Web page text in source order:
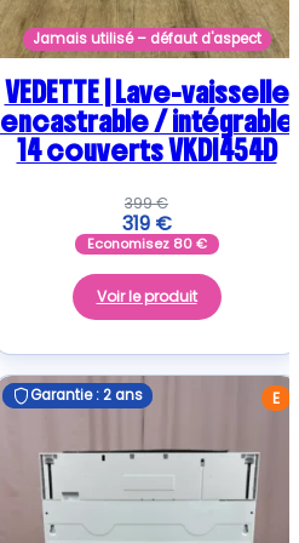
Jamais utilisé – défaut d'aspect
VEDETTE | Lave-vaisselle
encastrable / intégrable
14 couverts VKDI454D
399€
319 €
Economisez 80€
Voir le produit
E
Garantie : 2 ans
Garantie : 2 ans